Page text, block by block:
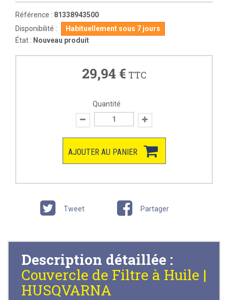
Référence : 81338943500
Disponibilité :
Habituellement sous 7 jours
État : Nouveau produit
29,94 € TTC
Quantité
AJOUTER AU PANIER
Tweet Partager
Description détaillée :
Couvercle de Filtre à Huile |
HUSQVARNA